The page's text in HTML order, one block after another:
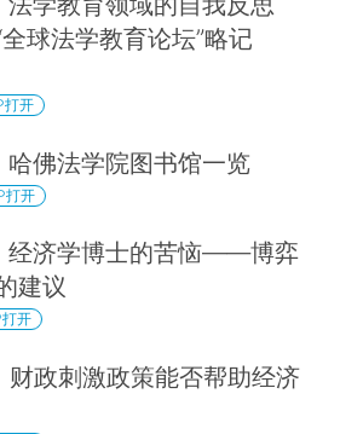
球法学教育论坛”略记
打开
哈佛法学院图书馆一览
打开
经济学博士的苦恼——博弈
建议
开
财政刺激政策能否帮助经济